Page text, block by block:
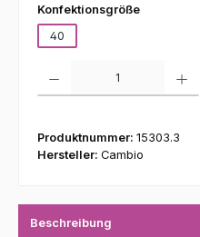
Konfektionsgrößeauswählen
40
Produktnummer: 15303.3
Hersteller: Cambio
Beschreibung